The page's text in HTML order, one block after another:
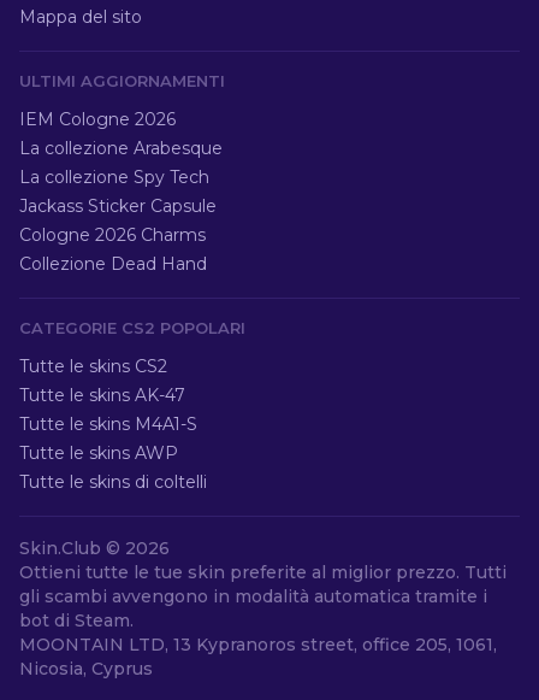
Mappa del sito
ULTIMI AGGIORNAMENTI
IEM Cologne 2026
La collezione Arabesque
La collezione Spy Tech
Jackass Sticker Capsule
Cologne 2026 Charms
Collezione Dead Hand
CATEGORIE CS2 POPOLARI
Tutte le skins CS2
Tutte le skins AK-47
Tutte le skins M4A1-S
Tutte le skins AWP
Tutte le skins di coltelli
Skin.Club © 2026
Ottieni tutte le tue skin preferite al miglior prezzo. Tutti
gli scambi avvengono in modalità automatica tramite i
bot di Steam.
MOONTAIN LTD, 13 Kypranoros street, office 205, 1061,
Nicosia, Cyprus